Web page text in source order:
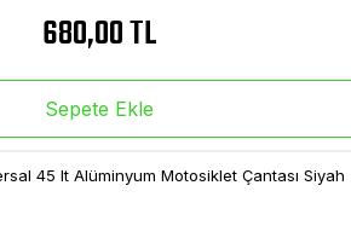
680,00 TL
Sepete Ekle